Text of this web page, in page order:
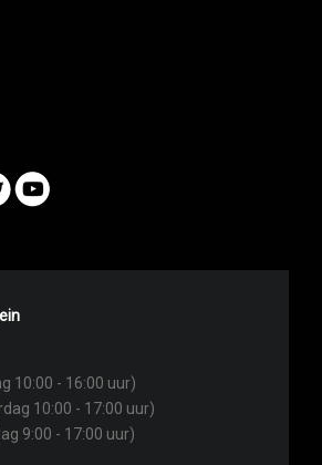
10:00 - 16:00 uur)
10:00 - 17:00 uur)
9:00 - 17:00 uur)